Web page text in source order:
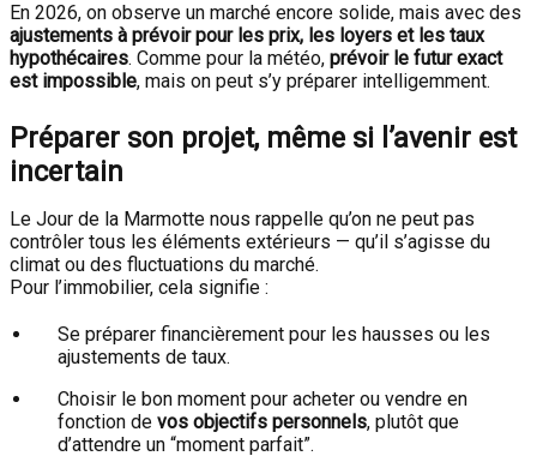
En 2026, on observe un marché encore solide, mais avec des
ajustements à prévoir pour les prix, les loyers et les taux
hypothécaires. Comme pour la météo, prévoir le futur exact
est impossible, mais on peut s’y préparer intelligemment.
Préparer son projet, même si l’avenir est
incertain
Le Jour de la Marmotte nous rappelle qu’on ne peut pas
contrôler tous les éléments extérieurs — qu’il s’agisse du
climat ou des fluctuations du marché.
Pour l’immobilier, cela signifie :
Se préparer financièrement pour les hausses ou les
ajustements de taux.
Choisir le bon moment pour acheter ou vendre en
fonction de vos objectifs personnels, plutôt que
d’attendre un “moment parfait”.